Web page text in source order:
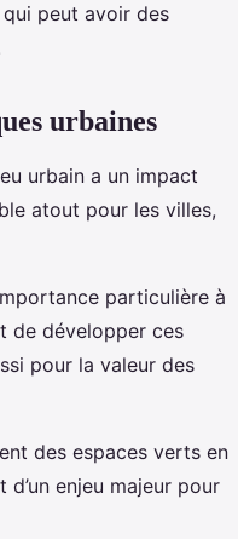
peut avoir des
urbaines
urbain a un impact
atout pour les villes,
particulière à
de développer ces
pour la valeur des
des espaces verts en
enjeu majeur pour